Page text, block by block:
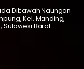
Dibawah Naungan
Kel. Manding,
Sulawesi Barat